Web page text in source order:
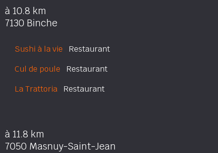
à 10.8 km
7130 Binche
Sushi à la vie Restaurant
Cul de poule Restaurant
La Trattoria Restaurant
à 11.8 km
7050 Masnuy-Saint-Jean